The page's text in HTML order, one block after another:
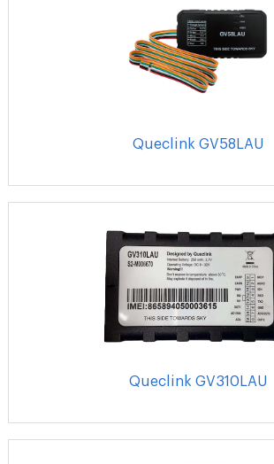
Queclink GV58LAU
Queclink GV310LAU